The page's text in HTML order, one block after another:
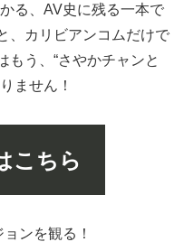
る、AV史に残る一本で
、カリビアンコムだけで
う、“さやかチャンと
ません！
こちら
ンを観る！